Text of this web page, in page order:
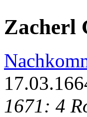
Zacherl
1671: 4